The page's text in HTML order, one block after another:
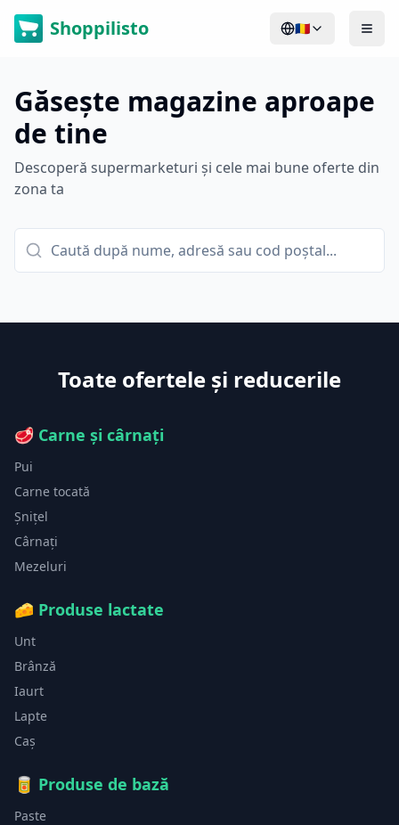
Shoppilisto 🇷🇴
Găsește magazine aproape
de tine
Descoperă supermarketuri și cele mai bune oferte din
zona ta
Toate ofertele și reducerile
🥩 Carne și cârnați
Pui
Carne tocată
Șnițel
Cârnați
Mezeluri
🧀 Produse lactate
Unt
Brânză
Iaurt
Lapte
Caș
🥫 Produse de bază
Paste